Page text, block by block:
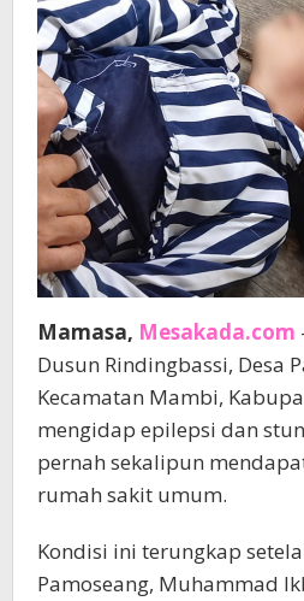
Mamasa, Mesakada.com
Dusun Rindingbassi, Desa
Kecamatan Mambi,
mengidap epilepsi dan
pernah sekalipun
rumah sakit umum.
Kondisi ini terungkap
Pamoseang, Muhammad